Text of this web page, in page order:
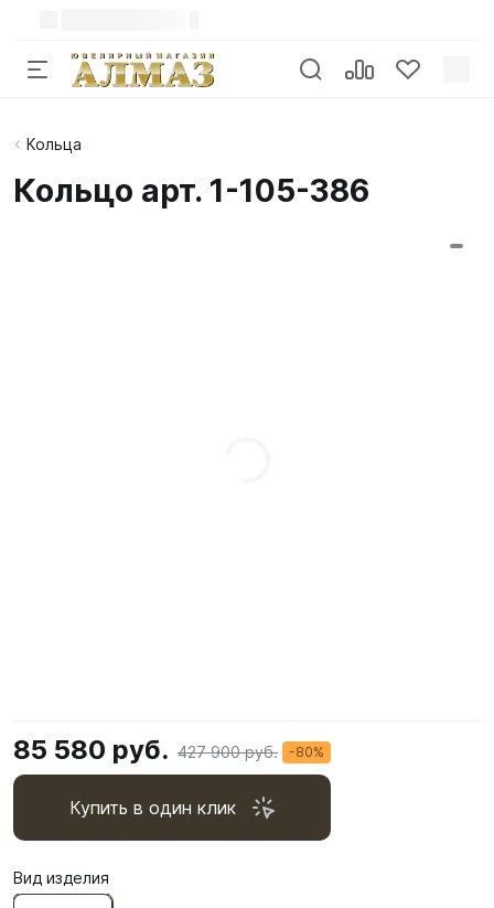
Кольца
Кольцо арт. 1-105-386
85 580 руб. 427 900 руб. -80%
Купить в один клик
Вид изделия